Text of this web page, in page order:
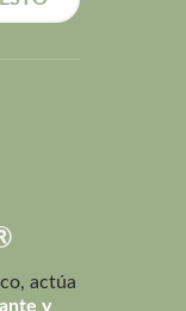
actúa
y